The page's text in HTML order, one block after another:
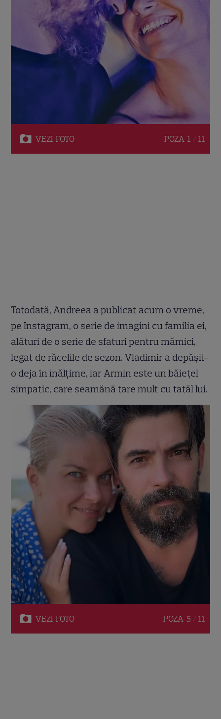
VEZI FOTO POZA 1 / 11
Totodată, Andreea a publicat acum o vreme,
pe Instagram, o serie de imagini cu familia ei,
alături de o serie de sfaturi pentru mămici,
legat de răcelile de sezon. Vladimir a depășit-
o deja în înălțime, iar Armin este un băiețel
simpatic, care seamănă tare mult cu tatăl lui.
VEZI FOTO POZA 5 / 11